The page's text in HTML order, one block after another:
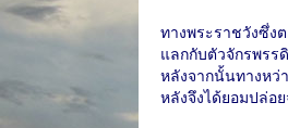
ทางพระราชวังซึ่
แลกกับตัวจักรพรร
หลังจากนั้นทางหว่
หลังจึงได้ยอมปล่อ